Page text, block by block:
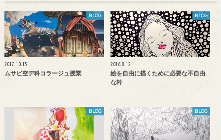
BLOG
2017.10.15
ムサビ空デ科コラージュ授業
BLOG
2016.8.12
絵を自由に描くために必要な不自由
な枠
BLOG BLOG